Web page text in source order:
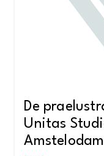
De
Unitas